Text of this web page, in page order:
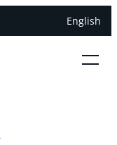
English